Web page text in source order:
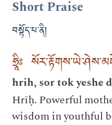
Short Praise
བསྟོད་པ་ནི།
ཧྲཱིཿ
hrih, sor tok yeshe
Hrīḥ. Powerful
wisdom in youthful